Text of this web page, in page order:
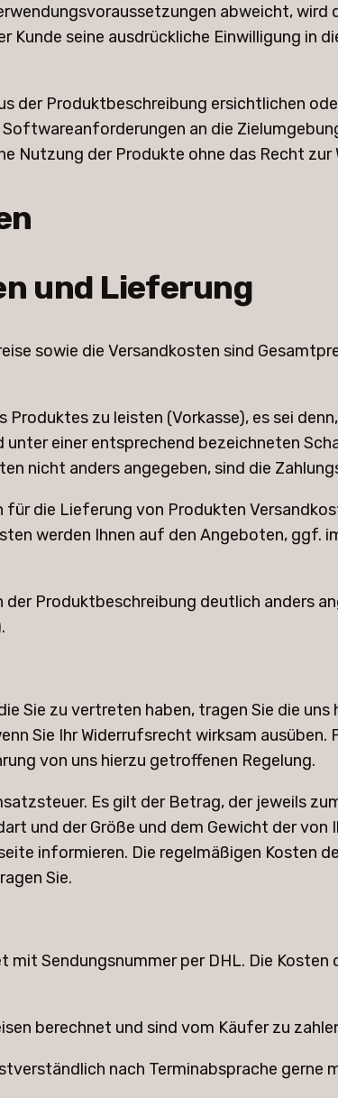
abweicht,
Kunde seine ausdrückliche Einwilligung
der Produktbeschreibung ersichtlichen
an die
Nutzung der Produkte ohne das Recht
und Lieferung
sowie die Versandkosten sind
zu leisten (Vorkasse), es sei
einer entsprechend bezeichneten
nicht anders angegeben, sind die
für die Lieferung von Produkten
werden Ihnen auf den Angeboten, ggf.
Produktbeschreibung deutlich anders
Sie zu vertreten haben, tragen Sie die
Sie Ihr Widerrufsrecht wirksam
von uns hierzu getroffenen Regelung.
Es gilt der Betrag, der jeweils
und der Größe und dem Gewicht der von
informieren. Die regelmäßigen Kosten
Sie.
Sendungsnummer per DHL. Die Kosten
berechnet und sind vom Käufer zu
nach Terminabsprache gerne